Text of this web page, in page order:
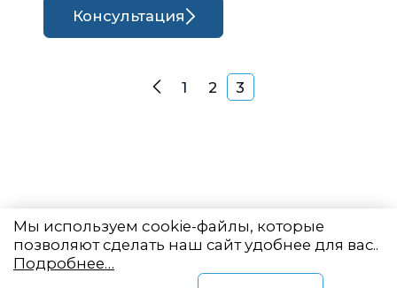
Консультация
Навигация по
Назад
1 2 3
Мы используем cookie-файлы, которые
позволяют сделать наш сайт удобнее для вас..
Подробнее…